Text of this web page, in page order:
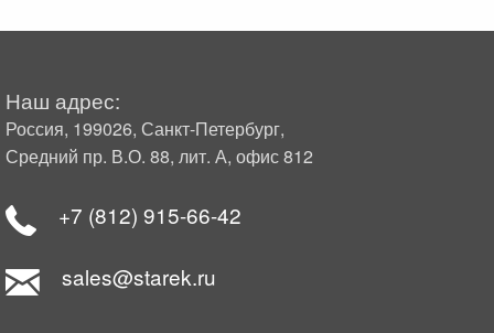
Наш адрес:
Россия, 199026, Санкт-Петербург,
Средний пр. В.О. 88, лит. А, офис 812
+7 (812) 915-66-42
sales@starek.ru